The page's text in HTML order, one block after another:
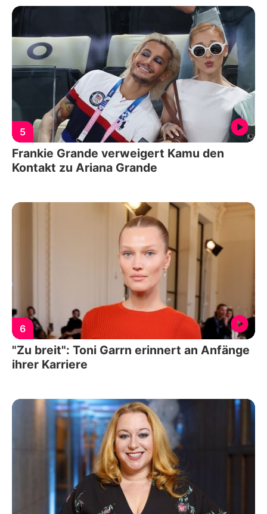
5
Frankie Grande verweigert Kamu den
Kontakt zu Ariana Grande
6
"Zu breit": Toni Garrn erinnert an Anfänge
ihrer Karriere